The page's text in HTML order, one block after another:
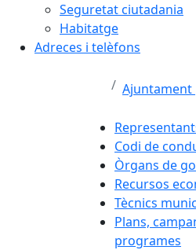
Seguretat ciutadania
Habitatge
Adreces i telèfons
Ajuntament
Codi de
Òrgans de
Recursos
Tècnics
Plans,
programes